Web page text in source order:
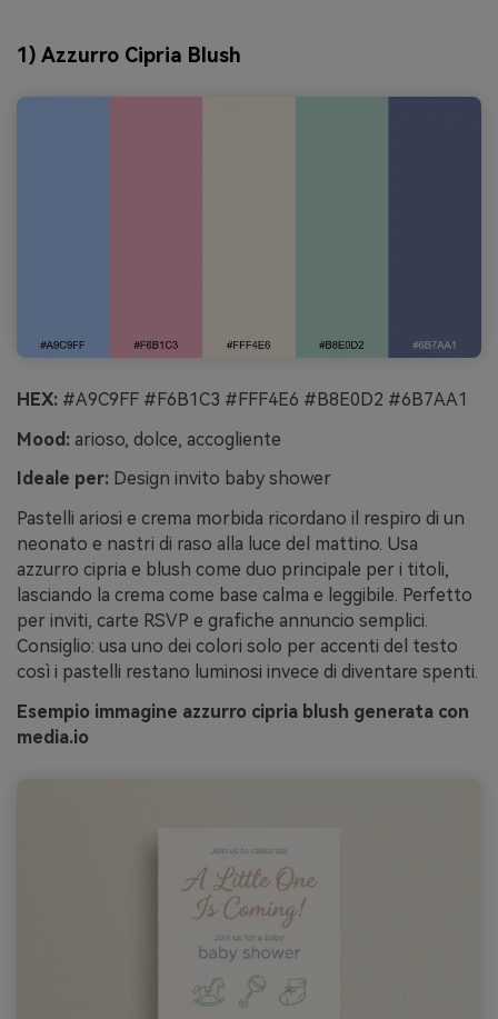
1) Azzurro Cipria Blush
HEX: #A9C9FF #F6B1C3 #FFF4E6 #B8E0D2 #6B7AA1
Mood: arioso, dolce, accogliente
Ideale per: Design invito baby shower
Pastelli ariosi e crema morbida ricordano il respiro di un
neonato e nastri di raso alla luce del mattino. Usa
azzurro cipria e blush come duo principale per i titoli,
lasciando la crema come base calma e leggibile. Perfetto
per inviti, carte RSVP e grafiche annuncio semplici.
Consiglio: usa uno dei colori solo per accenti del testo
così i pastelli restano luminosi invece di diventare spenti.
Esempio immagine azzurro cipria blush generata con
media.io